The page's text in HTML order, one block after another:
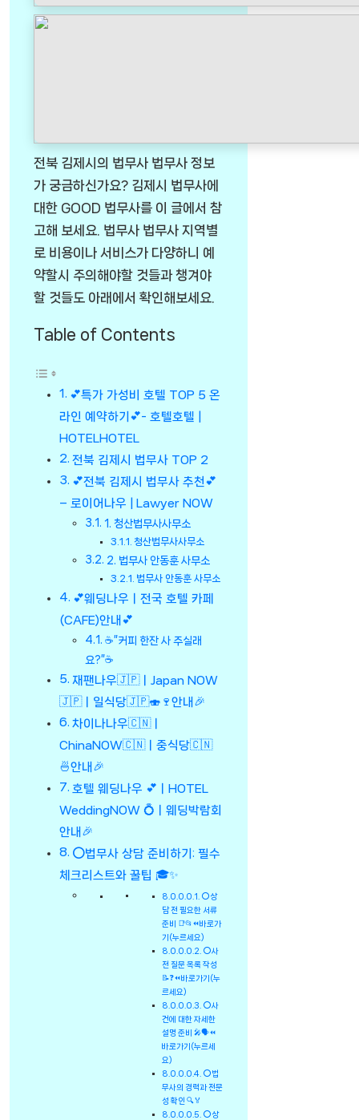
전북 김제시의 법무사 법무사 정보
가 궁금하신가요? 김제시 법무사에
대한 GOOD 법무사를 이 글에서 참
고해 보세요. 법무사 법무사 지역별
로 비용이나 서비스가 다양하니 예
약할시 주의해야할 것들과 챙겨야
할 것들도 아래에서 확인해보세요.
Table of Contents
💕특가 가성비 호텔 TOP 5 온
라인 예약하기💕- 호텔호텔 |
HOTELHOTEL
전북 김제시 법무사 TOP 2
💕전북 김제시 법무사 추천💕
– 로이어나우 | Lawyer NOW
1. 청산법무사사무소
청산법무사사무소
2. 법무사 안동훈 사무소
법무사 안동훈 사무소
💕웨딩나우ㅣ전국 호텔 카페
(CAFE)안내💕
☕”커피 한잔 사 주실래
요?”☕
재팬나우🇯🇵ㅣJapan NOW
🇯🇵ㅣ일식당🇯🇵🍣🍷안내🎉
차이나나우🇨🇳ㅣ
ChinaNOW🇨🇳ㅣ중식당🇨🇳
🍜안내🎉
호텔 웨딩나우 💕ㅣHOTEL
WeddingNOW 💍ㅣ웨딩박람회
안내🎉
⭕법무사 상담 준비하기: 필수
체크리스트와 꿀팁 🎓✨
⭕상
담 전 필요한 서류
준비 📑📂⏪바로가
기(누르세요)
⭕사
전 질문 목록 작성
📝❓⏪바로가기(누
르세요)
⭕사
건에 대한 자세한
설명 준비 🎤🗣️⏪
바로가기(누르세
요)
⭕법
무사의 경력과 전문
성 확인 🔍🏅
⭕상